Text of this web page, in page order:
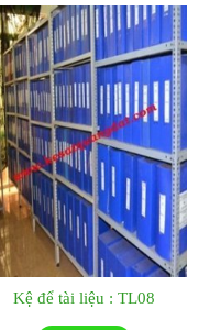
Kệ để tài liệu : TL08